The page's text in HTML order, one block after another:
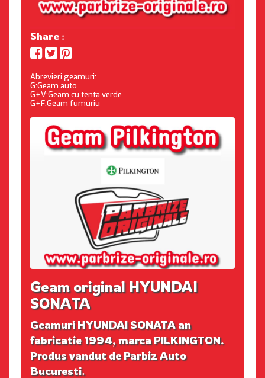
Share :
Abrevieri geamuri:
G:Geam auto
G+V:Geam cu tenta verde
G+F:Geam fumuriu
Geam original HYUNDAI
SONATA
Geamuri HYUNDAI SONATA an
fabricatie 1994, marca PILKINGTON.
Produs vandut de Parbiz Auto
Bucuresti.